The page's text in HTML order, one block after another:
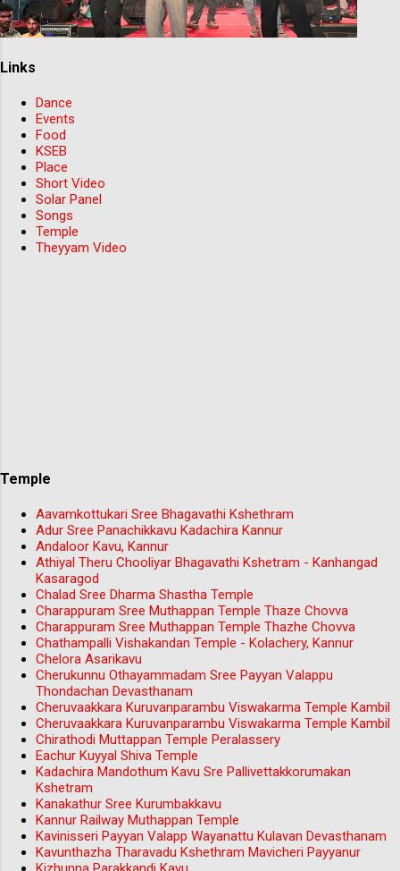
Links
Dance
Events
Food
KSEB
Place
Short Video
Solar Panel
Songs
Temple
Theyyam Video
Temple
Aavamkottukari Sree Bhagavathi Kshethram
Adur Sree Panachikkavu Kadachira Kannur
Andaloor Kavu, Kannur
Athiyal Theru Chooliyar Bhagavathi Kshetram - Kanhangad
Kasaragod
Chalad Sree Dharma Shastha Temple
Charappuram Sree Muthappan Temple Thaze Chovva
Charappuram Sree Muthappan Temple Thazhe Chovva
Chathampalli Vishakandan Temple - Kolachery, Kannur
Chelora Asarikavu
Cherukunnu Othayammadam Sree Payyan Valappu
Thondachan Devasthanam
Cheruvaakkara Kuruvanparambu Viswakarma Temple Kambil
Cheruvaakkara Kuruvanparambu Viswakarma Temple Kambil
Chirathodi Muttappan Temple Peralassery
Eachur Kuyyal Shiva Temple
Kadachira Mandothum Kavu Sre Pallivettakkorumakan
Kshetram
Kanakathur Sree Kurumbakkavu
Kannur Railway Muthappan Temple
Kavinisseri Payyan Valapp Wayanattu Kulavan Devasthanam
Kavunthazha Tharavadu Kshethram Mavicheri Payyanur